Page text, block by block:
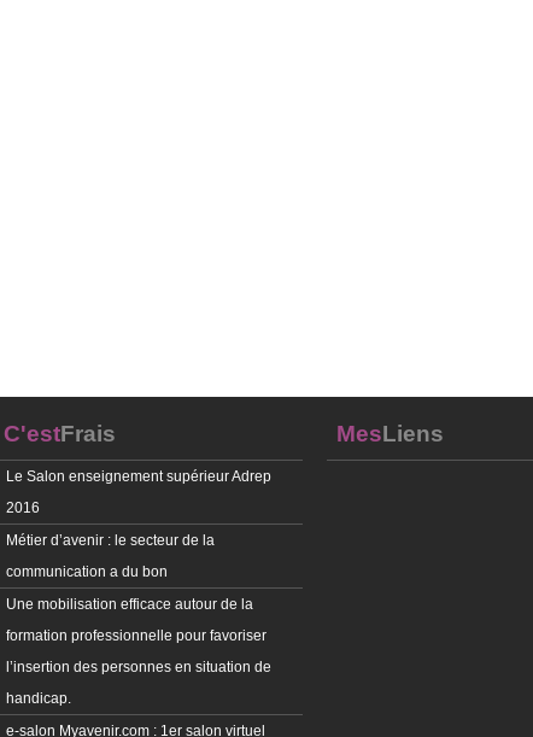
C'estFrais
Le Salon enseignement supérieur Adrep
2016
Métier d’avenir : le secteur de la
communication a du bon
Une mobilisation efficace autour de la
formation professionnelle pour favoriser
l’insertion des personnes en situation de
handicap.
e-salon Myavenir.com : 1er salon virtuel
MesLiens